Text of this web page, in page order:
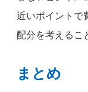
近いポイントで
配分を考えるこ
まとめ